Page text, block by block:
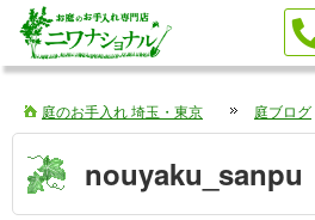
庭のお手入れ 埼玉・東京 庭ブログ
nouyaku_sanpu